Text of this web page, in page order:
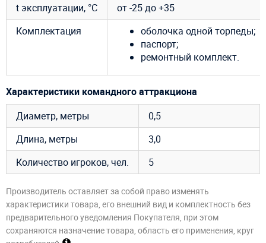
t эксплуатации, °C
от -25 до +35
Комплектация
оболочка одной торпеды;
паспорт;
ремонтный комплект.
Характеристики командного аттракциона
Диаметр, метры
0,5
Длина, метры
3,0
Количество игроков, чел.
5
Производитель оставляет за собой право изменять
характеристики товара, его внешний вид и комплектность без
предварительного уведомления Покупателя, при этом
сохраняются назначение товара, область его применения, круг